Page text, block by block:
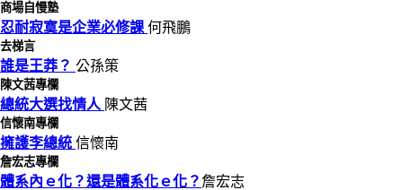
商場自慢塾
忍耐寂寞是企業必修課 何飛鵬
去梯言
誰是王莽？ 公孫策
陳文茜專欄
總統大選找情人 陳文茜
信懷南專欄
擁護李總統 信懷南
詹宏志專欄
體系內ｅ化？還是體系化ｅ化？詹宏志